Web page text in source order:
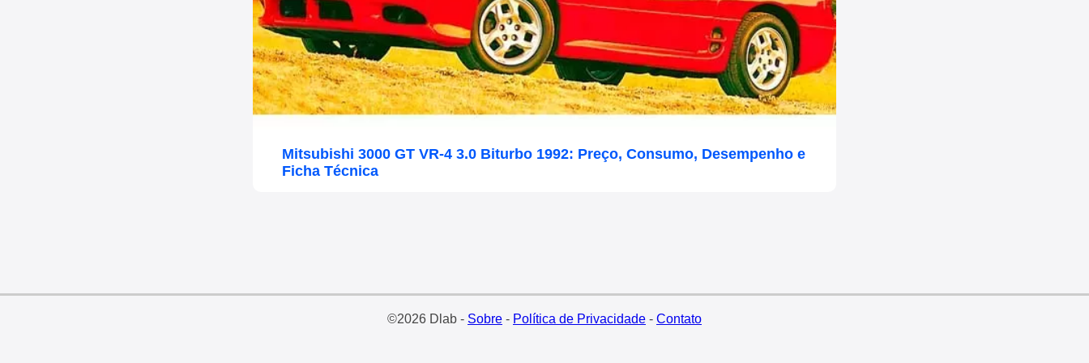
Mitsubishi 3000 GT VR-4 3.0 Biturbo 1992: Preço, Consumo, Desempenho e
Ficha Técnica
©2026 Dlab - Sobre- Política de Privacidade- Contato